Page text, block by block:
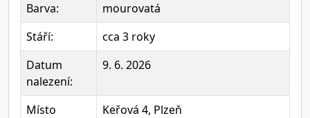
Barva:
mourovatá
Stáří:
cca 3 roky
Datum
nalezení:
9. 6. 2026
Místo
Keřová 4, Plzeň